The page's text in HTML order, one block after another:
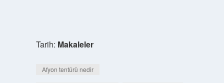
Tarih: Makaleler
Afyon tentürü nedir